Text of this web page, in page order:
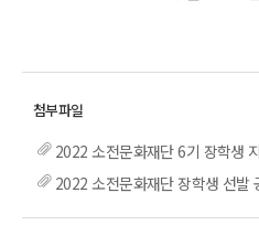
2022 소전문화재단 6기 장학생
2022 소전문화재단 장학생 선발